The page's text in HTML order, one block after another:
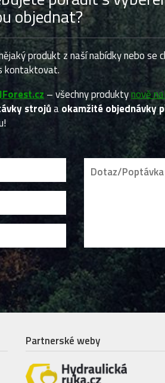
objednat?
produkt z naší nabídky nebo se
kontaktovat.
– všechny produktynově
strojůaokamžité objednávky
Partnerské weby